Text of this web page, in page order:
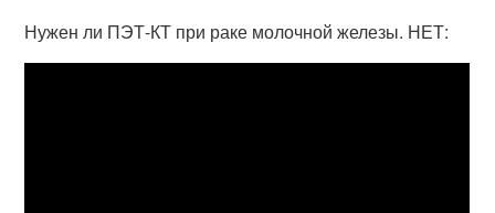
Нужен ли ПЭТ-КТ при раке молочной железы. НЕТ: